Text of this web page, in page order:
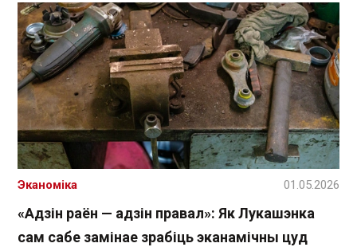
«Адзін раён — адзін правал»: Як Лукашэнка
сам сабе замінае зрабіць эканамічны цуд
Эканоміка 01.05.2026